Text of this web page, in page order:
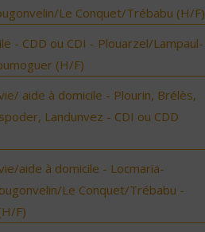
Le Conquet/Trébabu (H/F)
- CDD ou CDI - Plouarzel/Lampaul-
(H/F)
aide à domicile - Plourin, Brélès,
Landunvez - CDI ou CDD
aide à domicile - Locmaria-
Le Conquet/Trébabu -
F)